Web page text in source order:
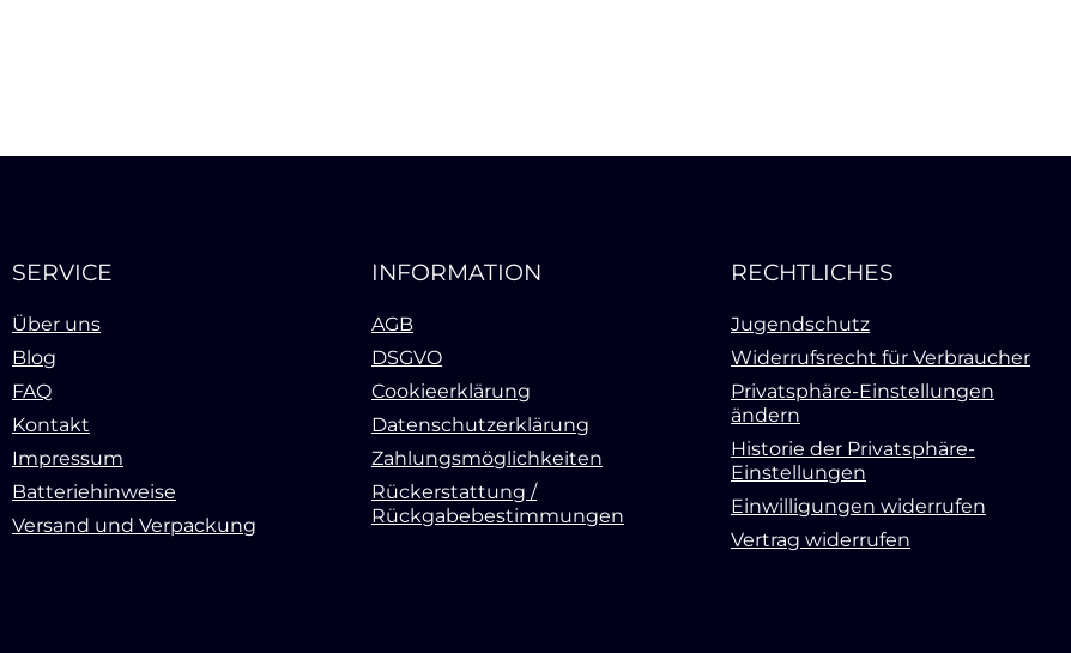
SERVICE
Über uns
Blog
FAQ
Kontakt
Impressum
Batteriehinweise
Versand und Verpackung
INFORMATION
AGB
DSGVO
Cookieerklärung
Datenschutzerklärung
Zahlungsmöglichkeiten
Rückerstattung /
Rückgabebestimmungen
RECHTLICHES
Jugendschutz
Widerrufsrecht für Verbraucher
Privatsphäre-Einstellungen
ändern
Historie der Privatsphäre-
Einstellungen
Einwilligungen widerrufen
Vertrag widerrufen